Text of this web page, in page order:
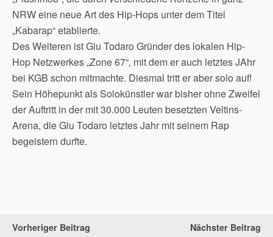
NRW eine neue Art des Hip-Hops unter dem Titel
„Kabarap“ etablierte.
Des Weiteren ist Giu Todaro Gründer des lokalen Hip-
Hop Netzwerkes „Zone 67“, mit dem er auch letztes JAhr
bei KGB schon mitmachte. Diesmal tritt er aber solo auf!
Sein Höhepunkt als Solokünstler war bisher ohne Zweifel
der Auftritt in der mit 30.000 Leuten besetzten Veltins-
Arena, die Giu Todaro letztes Jahr mit seinem Rap
begeistern durfte.
Vorheriger Beitrag Nächster Beitrag